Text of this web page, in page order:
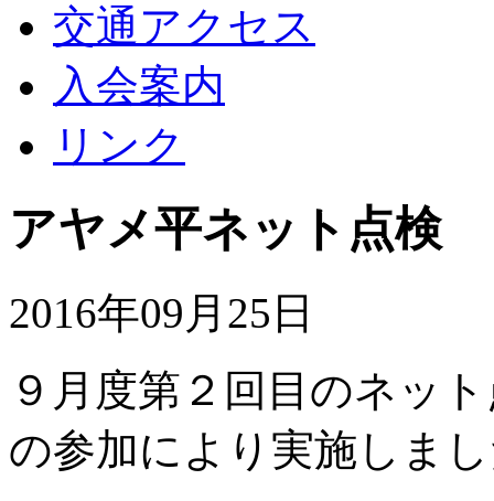
交通アクセス
入会案内
リンク
アヤメ平ネット点検
2016年09月25日
９月度第２回目のネッ
の参加により実施しま